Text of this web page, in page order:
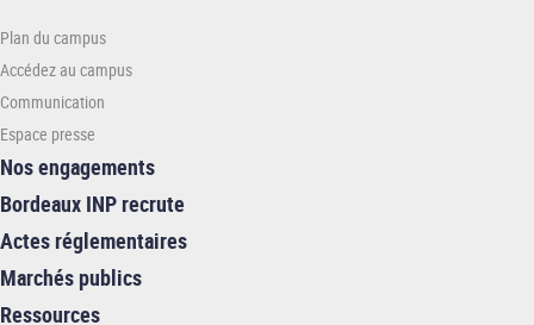
INP
Plan du campus
Accédez au campus
Communication
Espace presse
Nos engagements
Bordeaux INP recrute
Actes réglementaires
Marchés publics
Ressources